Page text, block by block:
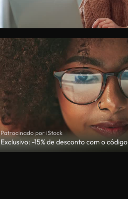
Patrocinado por iStock
Exclusivo: -15% de desconto com o código